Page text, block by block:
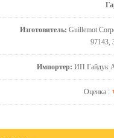
Изготовитель: Guillemot
97143,
Импортер: ИП Гайдук
Оценка :